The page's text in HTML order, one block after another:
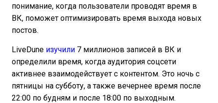
понимание, когда пользователи проводят время в
ВК, поможет оптимизировать время выхода новых
постов.
LiveDune изучили 7 миллионов записей в ВК и
определили время, когда аудитория соцсети
активнее взаимодействует с контентом. Это ночь с
пятницы на субботу, а также вечернее время после
22:00 по будням и после 18:00 по выходным.